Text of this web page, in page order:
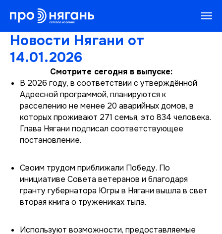
Новости Нягани от
14.01.2026
Смотрите сегодня в выпуске:
В 2026 году, в соответствии с утверждённой
Адресной программой, планируются к
расселению не менее 20 аварийных домов, в
которых проживают 271 семья, это 834 человека.
Глава Нягани подписал соответствующее
постановление.
Своим трудом приближали Победу. По
инициативе Совета ветеранов и благодаря
гранту губернатора Югры в Нягани вышла в свет
вторая книга о тружениках тыла.
Используют возможности, предоставляемые